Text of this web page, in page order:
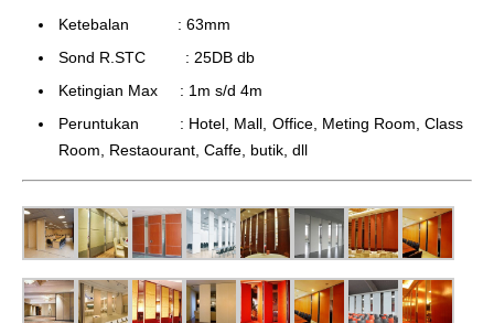
Ketebalan : 63mm
Sond R.STC : 25DB db
Ketingian Max : 1m s/d 4m
Peruntukan : Hotel, Mall, Office, Meting Room, Class
Room, Restaourant, Caffe, butik, dll